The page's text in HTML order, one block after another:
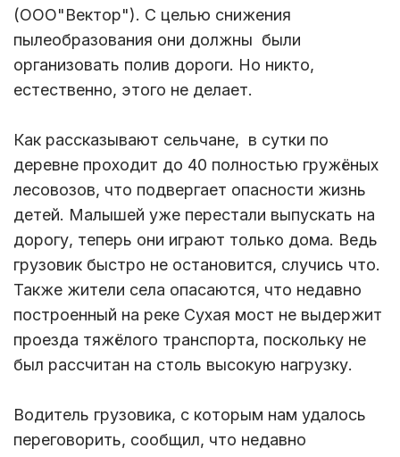
(ООО"Вектор"). С целью снижения
пылеобразования они должны были
организовать полив дороги. Но никто,
естественно, этого не делает.
Как рассказывают сельчане, в сутки по
деревне проходит до 40 полностью гружёных
лесовозов, что подвергает опасности жизнь
детей. Малышей уже перестали выпускать на
дорогу, теперь они играют только дома. Ведь
грузовик быстро не остановится, случись что.
Также жители села опасаются, что недавно
построенный на реке Сухая мост не выдержит
проезда тяжёлого транспорта, поскольку не
был рассчитан на столь высокую нагрузку.
Водитель грузовика, с которым нам удалось
переговорить, сообщил, что недавно